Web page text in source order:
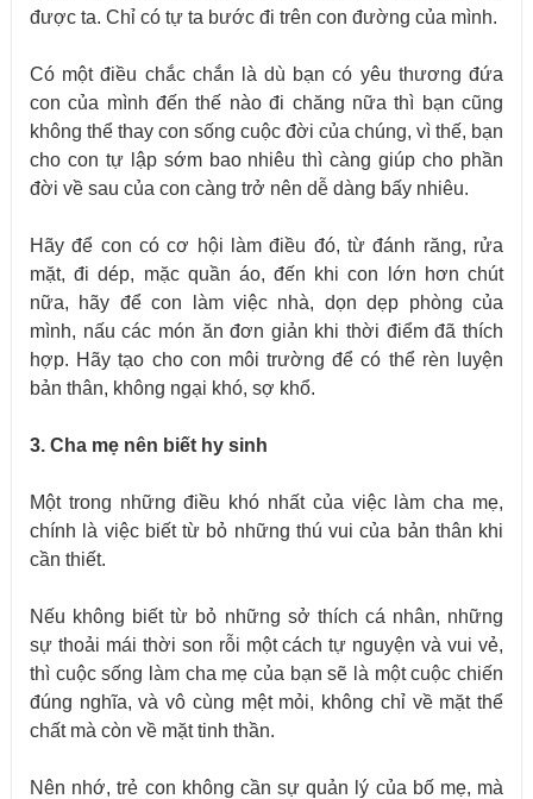
được ta. Chỉ có tự ta bước đi trên con đường của mình.
Có một điều chắc chắn là dù bạn có yêu thương đứa
con của mình đến thế nào đi chăng nữa thì bạn cũng
không thể thay con sống cuộc đời của chúng, vì thế, bạn
cho con tự lập sớm bao nhiêu thì càng giúp cho phần
đời về sau của con càng trở nên dễ dàng bấy nhiêu.
Hãy để con có cơ hội làm điều đó, từ đánh răng, rửa
mặt, đi dép, mặc quần áo, đến khi con lớn hơn chút
nữa, hãy để con làm việc nhà, dọn dẹp phòng của
mình, nấu các món ăn đơn giản khi thời điểm đã thích
hợp. Hãy tạo cho con môi trường để có thể rèn luyện
bản thân, không ngại khó, sợ khổ.
3. Cha mẹ nên biết hy sinh
Một trong những điều khó nhất của việc làm cha mẹ,
chính là việc biết từ bỏ những thú vui của bản thân khi
cần thiết.
Nếu không biết từ bỏ những sở thích cá nhân, những
sự thoải mái thời son rỗi một cách tự nguyện và vui vẻ,
thì cuộc sống làm cha mẹ của bạn sẽ là một cuộc chiến
đúng nghĩa, và vô cùng mệt mỏi, không chỉ về mặt thể
chất mà còn về mặt tinh thần.
Nên nhớ, trẻ con không cần sự quản lý của bố mẹ, mà